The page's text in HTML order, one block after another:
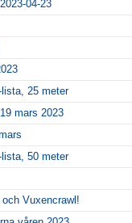
04-23
lista, 25 meter
mars 2023
lista, 50 meter
Vuxencrawl!